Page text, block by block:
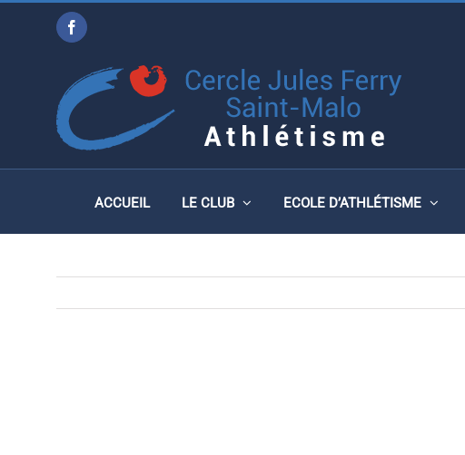
Facebook
ACCUEIL LE CLUB ECOLE D’ATHLÉTISME
WORLD MASTERS
AU 30 MARS 2019